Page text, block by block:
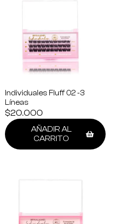
Individuales Fluff 02 -3
Líneas
$20.000
AÑADIR AL
CARRITO